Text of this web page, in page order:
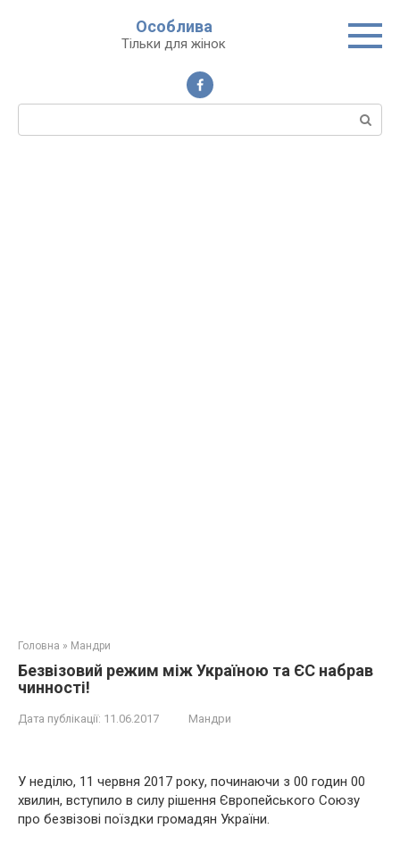
Особлива
Тільки для жінок
Пошук:
Головна » Мандри
Безвізовий режим між Україною та ЄС набрав
чинності!
Дата публікації: 11.06.2017 Мандри
У неділю, 11 червня 2017 року, починаючи з 00 годин 00
хвилин, вступило в силу рішення Європейського Союзу
про безвізові поїздки громадян України.